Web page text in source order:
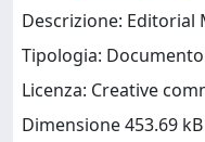
Descrizione: Editorial
Tipologia:
Licenza: Creative
Dimensione 453.69 kB